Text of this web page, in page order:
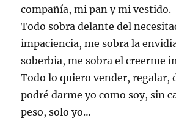
compañía, mi pan y mi vestido.
Todo sobra delante del
impaciencia, me sobra la
soberbia, me sobra el creerme
Todo lo quiero vender, regalar,
podré darme yo como soy, sin
peso, solo yo…